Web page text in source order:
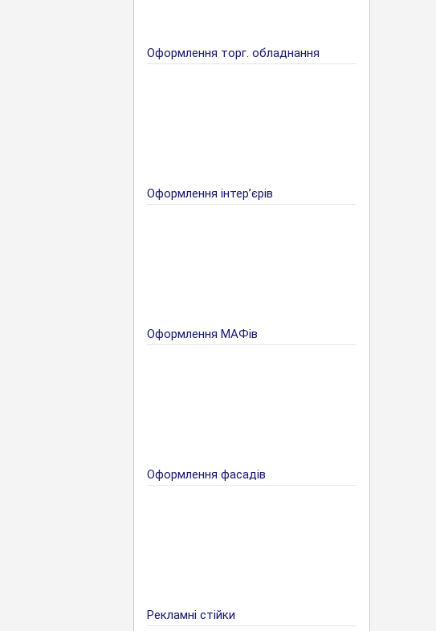
Оформлення торг. обладнання
Оформлення інтер’єрів
Оформлення МАФів
Оформлення фасадів
Рекламні стійки